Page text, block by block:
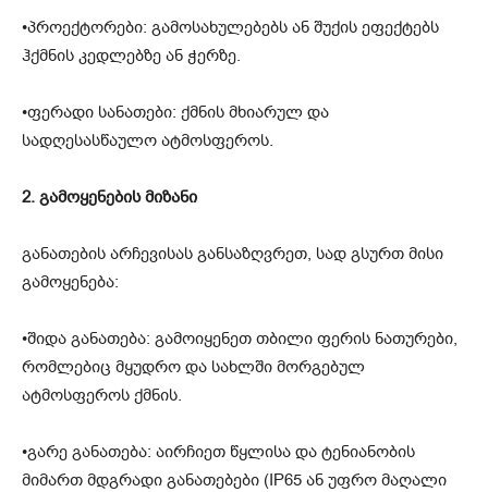
•პროექტორები: გამოსახულებებს ან შუქის ეფექტებს
ჰქმნის კედლებზე ან ჭერზე.
•ფერადი სანათები: ქმნის მხიარულ და
სადღესასწაულო ატმოსფეროს.
2. გამოყენების მიზანი
განათების არჩევისას განსაზღვრეთ, სად გსურთ მისი
გამოყენება:
•შიდა განათება: გამოიყენეთ თბილი ფერის ნათურები,
რომლებიც მყუდრო და სახლში მორგებულ
ატმოსფეროს ქმნის.
•გარე განათება: აირჩიეთ წყლისა და ტენიანობის
მიმართ მდგრადი განათებები (IP65 ან უფრო მაღალი